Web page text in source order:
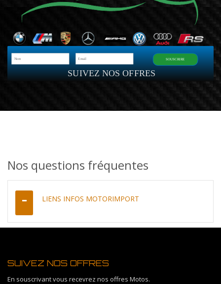
SUIVEZ NOS OFFRES
SOUSCRIRE
Nos questions fréquentes
LIENS INFOS MOTORIMPORT
SUIVEZ NOS OFFRES
En souscrivant vous recevrez nos offres Motos.